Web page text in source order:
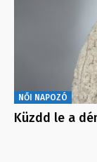
NŐI NAPOZÓ
Küzdd le a